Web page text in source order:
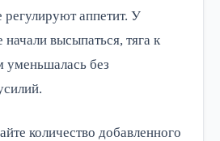
аппетит. У
начали высыпаться, тяга к
уменьшалась без
количество добавленного